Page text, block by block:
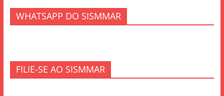
WHATSAPP DO SISMMAR
FILIE-SE AO SISMMAR